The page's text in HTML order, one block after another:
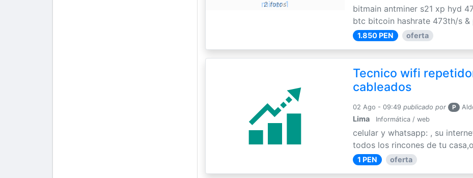
2 fotos
bitmain antminer s21 xp hyd
btc bitcoin hashrate 473th/s
1.850 PEN oferta
Tecnico wifi
cableados
02 Ago - 09:49 publicado por P
Lima Informática / web
celular y whatsapp: , su
todos los rincones de tu
1 PEN oferta